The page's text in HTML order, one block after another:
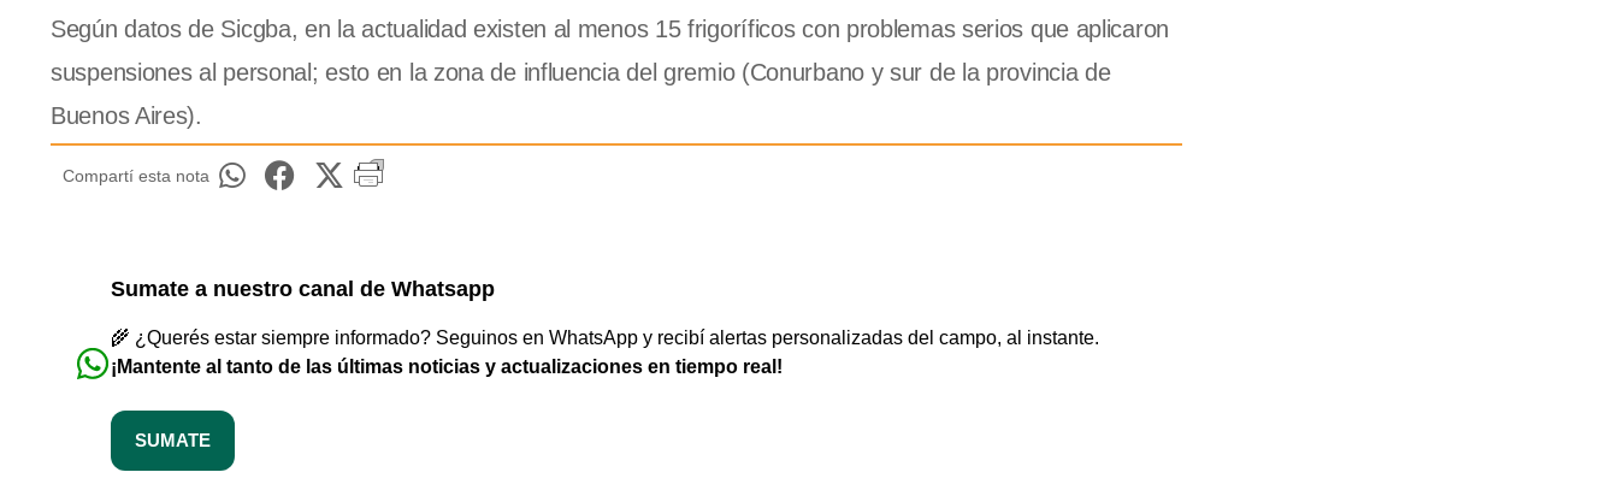
Según datos de Sicgba, en la actualidad existen al menos 15 frigoríficos con problemas serios que aplicaron
suspensiones al personal; esto en la zona de influencia del gremio (Conurbano y sur de la provincia de
Buenos Aires).
Compartí esta nota
Sumate a nuestro canal de Whatsapp
🌾 ¿Querés estar siempre informado? Seguinos en WhatsApp y recibí alertas personalizadas del campo, al instante.
¡Mantente al tanto de las últimas noticias y actualizaciones en tiempo real!
SUMATE